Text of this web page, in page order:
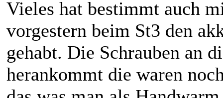
Vieles hat bestimmt auch
vorgestern beim St3 den
gehabt. Die Schrauben an
herankommt die waren